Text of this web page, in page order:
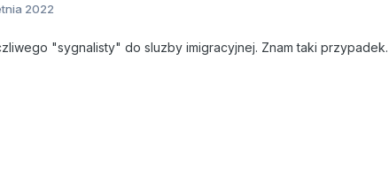
2022
"sygnalisty" do sluzby imigracyjnej. Znam taki przypadek.